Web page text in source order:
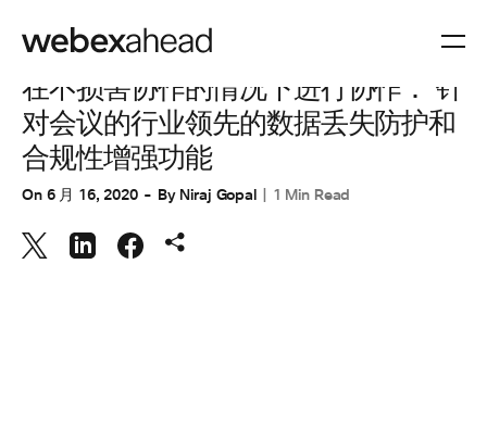
协作
在不损害协作的情况下进行协作： 针
对会议的行业领先的数据丢失防护和
合规性增强功能
On 6 月 16, 2020 By Niraj Gopal 1 Min Read